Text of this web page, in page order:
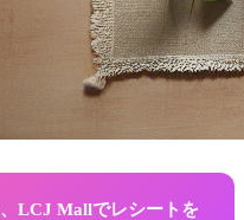
LCJ Mallでレシートを